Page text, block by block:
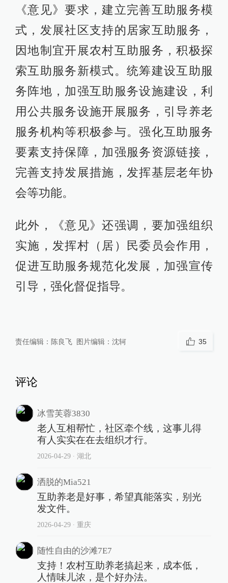
《意见》要求，建立完善互助服务模
式，发展社区支持的居家互助服务，
因地制宜开展农村互助服务，积极探
索互助服务新模式。统筹建设互助服
务阵地，加强互助服务设施建设，利
用公共服务设施开展服务，引导养老
服务机构等积极参与。强化互助服务
要素支持保障，加强服务资源链接，
完善支持发展措施，发挥基层老年协
会等功能。
此外，《意见》还强调，要加强组织
实施，发挥村（居）民委员会作用，
促进互助服务规范化发展，加强宣传
引导，强化督促指导。
责任编辑： 陈良飞 图片编辑： 沈轲 35
评论
冰雪芙蓉3830
老人互相帮忙，社区牵个线，这事儿得
有人实实在在去组织才行。
2026-04-29∙ 湖北
洒脱的Mia521
互助养老是好事，希望真能落实，别光
发文件。
2026-04-29∙ 重庆
随性自由的沙滩7E7
支持！农村互助养老搞起来，成本低，
人情味儿浓，是个好办法。